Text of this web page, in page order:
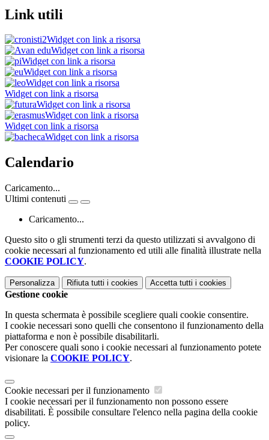
Link utili
Widget con link a risorsa
Widget con link a risorsa
Widget con link a risorsa
Widget con link a risorsa
Widget con link a risorsa
Widget con link a risorsa
Widget con link a risorsa
Widget con link a risorsa
Widget con link a risorsa
Widget con link a risorsa
Calendario
Caricamento...
Ultimi contenuti
Caricamento...
Questo sito o gli strumenti terzi da questo utilizzati si avvalgono di
cookie necessari al funzionamento ed utili alle finalità illustrate nella
COOKIE POLICY.
Personalizza Rifiuta tutti i cookies Accetta tutti i cookies
Gestione cookie
In questa schermata è possibile scegliere quali cookie consentire.
I cookie necessari sono quelli che consentono il funzionamento della
piattaforma e non è possibile disabilitarli.
Per conoscere quali sono i cookie necessari al funzionamento potete
visionare la COOKIE POLICY.
Cookie necessari per il funzionamento
I cookie necessari per il funzionamento non possono essere
disabilitati. È possibile consultare l'elenco nella pagina della cookie
policy.